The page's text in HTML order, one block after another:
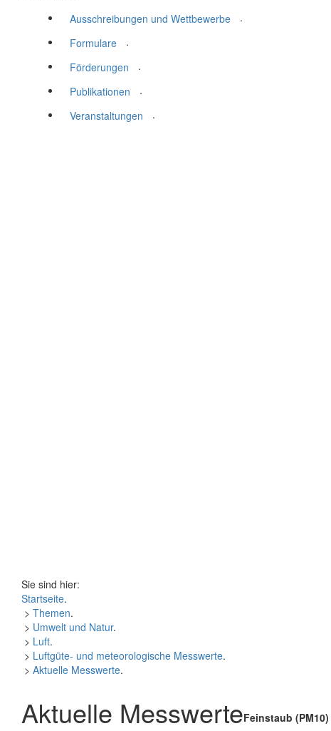
Ausschreibungen und Wettbewerbe
.
Formulare
.
Förderungen
.
Publikationen
.
Veranstaltungen
.
Sie sind hier:
Startseite.
> Themen.
> Umwelt und Natur.
> Luft.
> Luftgüte- und meteorologische Messwerte.
> Aktuelle Messwerte.
Aktuelle MesswerteFeinstaub (PM10)